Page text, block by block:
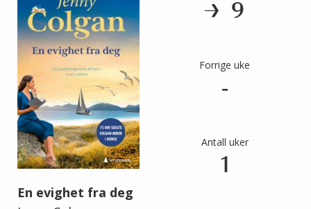
En evighet fra deg
9
Forrige uke
-
Antall uker
1